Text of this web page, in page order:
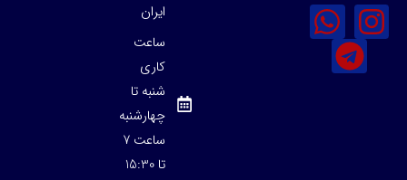
ایران
ساعت
کاری
شنبه تا
چهارشنبه
ساعت 7
تا 15:30